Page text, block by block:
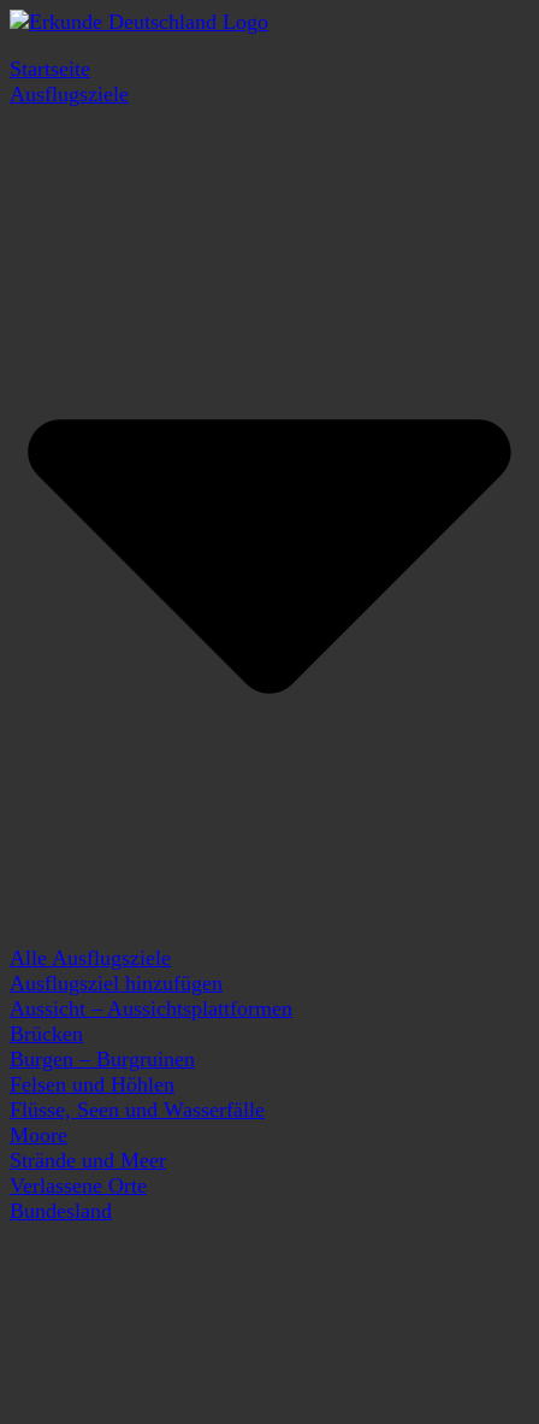
Startseite
Ausflugsziele
Alle Ausflugsziele
Ausflugsziel hinzufügen
Aussicht – Aussichtsplattformen
Brücken
Burgen – Burgruinen
Felsen und Höhlen
Flüsse, Seen und Wasserfälle
Moore
Strände und Meer
Verlassene Orte
Bundesland